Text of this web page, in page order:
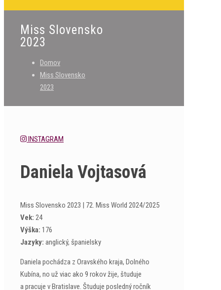
Miss Slovensko
2023
Domov
Miss Slovensko
2023
INSTAGRAM
Daniela Vojtasová
Miss Slovensko 2023 | 72. Miss World 2024/2025
Vek: 24
Výška: 176
Jazyky: anglický, španielsky
Daniela pochádza z Oravského kraja, Dolného
Kubína, no už viac ako 9 rokov žije, študuje
a pracuje v Bratislave. Študuje posledný ročník